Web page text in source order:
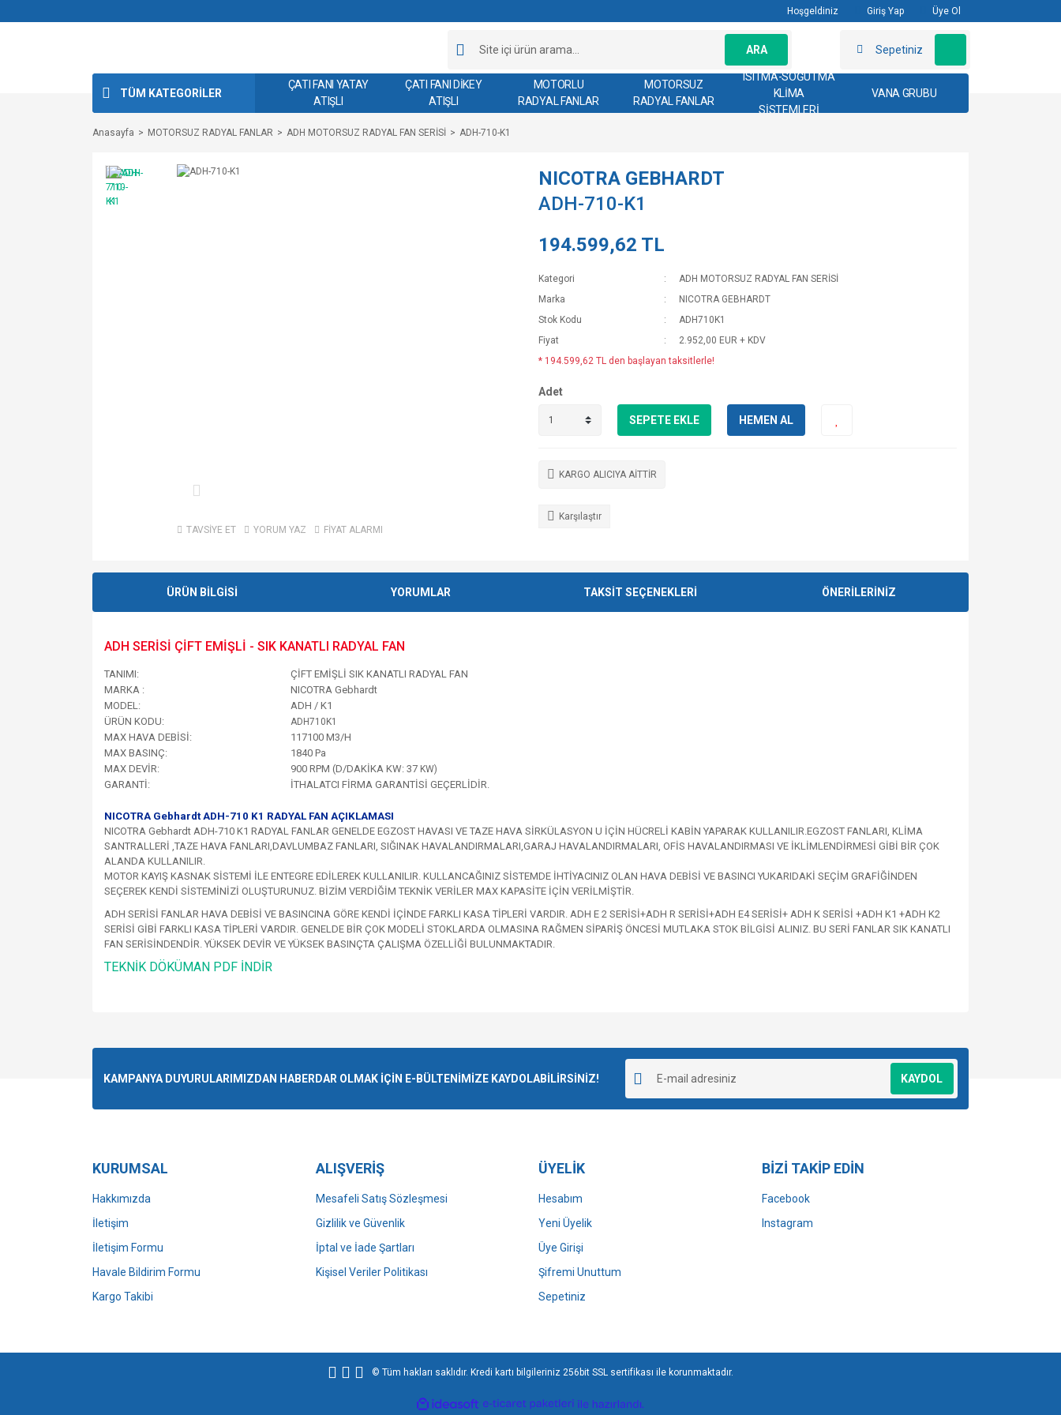
Hoşgeldiniz Giriş Yap Üye Ol
ARA Sepetiniz
TÜM KATEGORİLER
ÇATI FANI YATAY
ATIŞLI
ÇATI FANI DİKEY
ATIŞLI
MOTORLU
RADYAL FANLAR
MOTORSUZ
RADYAL FANLAR
ISITMA-SOĞUTMA
KLİMA
SİSTEMLERİ
VANA GRUBU
Anasayfa MOTORSUZ RADYAL FANLAR ADH MOTORSUZ RADYAL FAN SERİSİ ADH-710-K1
TAVSİYE ET YORUM YAZ FİYAT ALARMI
NICOTRA GEBHARDT
ADH-710-K1
194.599,62 TL
Kategori
ADH MOTORSUZ RADYAL FAN SERİSİ
Marka
NICOTRA GEBHARDT
Stok Kodu
ADH710K1
Fiyat
2.952,00 EUR + KDV
* 194.599,62 TL den başlayan taksitlerle!
Adet
SEPETE EKLE HEMEN AL
KARGO ALICIYA AİTTİR
Karşılaştır
ÜRÜN BİLGİSİ YORUMLAR TAKSİT SEÇENEKLERİ ÖNERİLERİNİZ
ADH SERİSİ ÇİFT EMİŞLİ - SIK KANATLI RADYAL FAN
TANIMI:
ÇİFT EMİŞLİ SIK KANATLI RADYAL FAN
MARKA :
NICOTRA Gebhardt
MODEL:
ADH / K1
ÜRÜN KODU:
ADH710K1
MAX HAVA DEBİSİ:
117100 M3/H
MAX BASINÇ:
1840 Pa
MAX DEVİR:
900 RPM (D/DAKİKA KW: 37 KW)
GARANTİ: İTHALATCI FİRMA GARANTİSİ GEÇERLİDİR.
NICOTRA Gebhardt ADH-710 K1 RADYAL FAN AÇIKLAMASI
NICOTRA Gebhardt ADH-710 K1 RADYAL FANLAR GENELDE EGZOST HAVASI VE TAZE HAVA SİRKÜLASYON U İÇİN HÜCRELİ KABİN YAPARAK KULLANILIR.EGZOST FANLARI, KLİMA
SANTRALLERİ ,TAZE HAVA FANLARI,DAVLUMBAZ FANLARI, SIĞINAK HAVALANDIRMALARI,GARAJ HAVALANDIRMALARI, OFİS HAVALANDIRMASI VE İKLİMLENDİRMESİ GİBİ BİR ÇOK
ALANDA KULLANILIR.
MOTOR KAYIŞ KASNAK SİSTEMİ İLE ENTEGRE EDİLEREK KULLANILIR. KULLANCAĞINIZ SİSTEMDE İHTİYACINIZ OLAN HAVA DEBİSİ VE BASINCI YUKARIDAKİ SEÇİM GRAFİĞİNDEN
SEÇEREK KENDİ SİSTEMİNİZİ OLUŞTURUNUZ. BİZİM VERDİĞİM TEKNİK VERİLER MAX KAPASİTE İÇİN VERİLMİŞTİR.
ADH SERİSİ FANLAR HAVA DEBİSİ VE BASINCINA GÖRE KENDİ İÇİNDE FARKLI KASA TİPLERİ VARDIR. ADH E 2 SERİSİ+ADH R SERİSİ+ADH E4 SERİSİ+ ADH K SERİSİ +ADH K1 +ADH K2
SERİSİ GİBİ FARKLI KASA TİPLERİ VARDIR. GENELDE BİR ÇOK MODELİ STOKLARDA OLMASINA RAĞMEN SİPARİŞ ÖNCESİ MUTLAKA STOK BİLGİSİ ALINIZ. BU SERİ FANLAR SIK KANATLI
FAN SERİSİNDENDİR. YÜKSEK DEVİR VE YÜKSEK BASINÇTA ÇALIŞMA ÖZELLİĞİ BULUNMAKTADIR.
TEKNİK DÖKÜMAN PDF İNDİR
Ürün resmi kalitesiz, bozuk veya görüntülenemiyor.
Bu ürüne benzer farklı alternatifler olmalı.
Gönder
KAMPANYA DUYURULARIMIZDAN HABERDAR OLMAK İÇİN E-BÜLTENİMİZE KAYDOLABİLİRSİNİZ! KAYDOL
KURUMSAL
Hakkımızda
İletişim
İletişim Formu
Havale Bildirim Formu
Kargo Takibi
ALIŞVERİŞ
Mesafeli Satış Sözleşmesi
Gizlilik ve Güvenlik
İptal ve İade Şartları
Kişisel Veriler Politikası
ÜYELİK
Hesabım
Yeni Üyelik
Üye Girişi
Şifremi Unuttum
Sepetiniz
BİZİ TAKİP EDİN
Facebook
Instagram
© Tüm hakları saklıdır. Kredi kartı bilgileriniz 256bit SSL sertifikası ile korunmaktadır.
ideasoft
e-